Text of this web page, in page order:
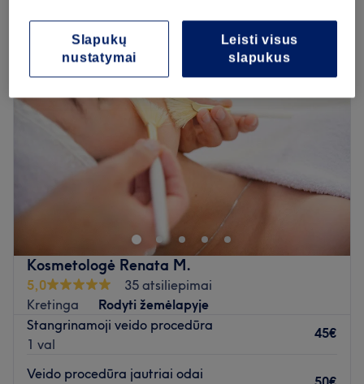
Kosmetologė Renata M.
5,0
35 atsiliepimai
Kretinga
Rodyti žemėlapyje
Stangrinamoji veido procedūra
1 val
45€
Veido procedūra jautriai odai
Leisti visus
slapukus
Slapukų
nustatymai